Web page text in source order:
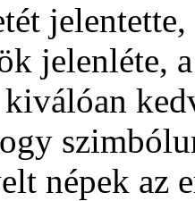
jelenléte,
népek az